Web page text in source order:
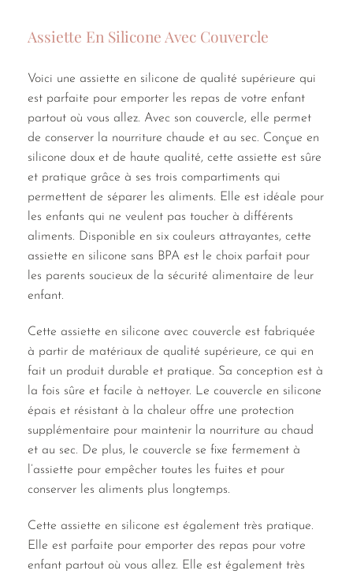
Assiette En Silicone Avec Couvercle
Voici une assiette en silicone de qualité supérieure qui
est parfaite pour emporter les repas de votre enfant
partout où vous allez. Avec son couvercle, elle permet
de conserver la nourriture chaude et au sec. Conçue en
silicone doux et de haute qualité, cette assiette est sûre
et pratique grâce à ses trois compartiments qui
permettent de séparer les aliments. Elle est idéale pour
les enfants qui ne veulent pas toucher à différents
aliments. Disponible en six couleurs attrayantes, cette
assiette en silicone sans BPA est le choix parfait pour
les parents soucieux de la sécurité alimentaire de leur
enfant.
Cette assiette en silicone avec couvercle est fabriquée
à partir de matériaux de qualité supérieure, ce qui en
fait un produit durable et pratique. Sa conception est à
la fois sûre et facile à nettoyer. Le couvercle en silicone
épais et résistant à la chaleur offre une protection
supplémentaire pour maintenir la nourriture au chaud
et au sec. De plus, le couvercle se fixe fermement à
l’assiette pour empêcher toutes les fuites et pour
conserver les aliments plus longtemps.
Cette assiette en silicone est également très pratique.
Elle est parfaite pour emporter des repas pour votre
enfant partout où vous allez. Elle est également très